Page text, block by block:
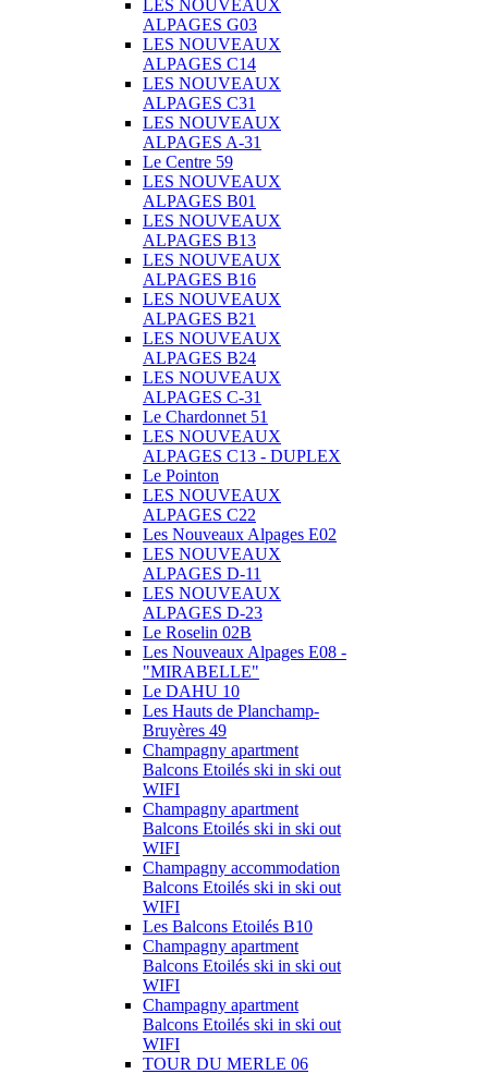
LES NOUVEAUX
ALPAGES G03
LES NOUVEAUX
ALPAGES C14
LES NOUVEAUX
ALPAGES C31
LES NOUVEAUX
ALPAGES A-31
Le Centre 59
LES NOUVEAUX
ALPAGES B01
LES NOUVEAUX
ALPAGES B13
LES NOUVEAUX
ALPAGES B16
LES NOUVEAUX
ALPAGES B21
LES NOUVEAUX
ALPAGES B24
LES NOUVEAUX
ALPAGES C-31
Le Chardonnet 51
LES NOUVEAUX
ALPAGES C13 - DUPLEX
Le Pointon
LES NOUVEAUX
ALPAGES C22
Les Nouveaux Alpages E02
LES NOUVEAUX
ALPAGES D-11
LES NOUVEAUX
ALPAGES D-23
Le Roselin 02B
Les Nouveaux Alpages E08 -
"MIRABELLE"
Le DAHU 10
Les Hauts de Planchamp-
Bruyères 49
Champagny apartment
Balcons Etoilés ski in ski out
WIFI
Champagny apartment
Balcons Etoilés ski in ski out
WIFI
Champagny accommodation
Balcons Etoilés ski in ski out
WIFI
Les Balcons Etoilés B10
Champagny apartment
Balcons Etoilés ski in ski out
WIFI
Champagny apartment
Balcons Etoilés ski in ski out
WIFI
TOUR DU MERLE 06